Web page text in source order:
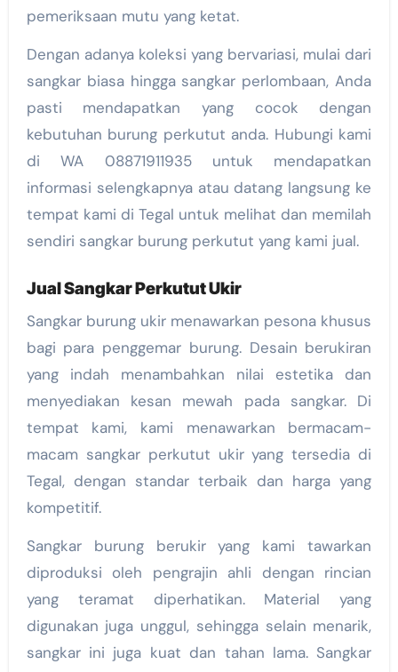
pemeriksaan mutu yang ketat.
Dengan adanya koleksi yang bervariasi, mulai dari
sangkar biasa hingga sangkar perlombaan, Anda
pasti mendapatkan yang cocok dengan
kebutuhan burung perkutut anda. Hubungi kami
di WA 08871911935 untuk mendapatkan
informasi selengkapnya atau datang langsung ke
tempat kami di Tegal untuk melihat dan memilah
sendiri sangkar burung perkutut yang kami jual.
Jual Sangkar Perkutut Ukir
Sangkar burung ukir menawarkan pesona khusus
bagi para penggemar burung. Desain berukiran
yang indah menambahkan nilai estetika dan
menyediakan kesan mewah pada sangkar. Di
tempat kami, kami menawarkan bermacam-
macam sangkar perkutut ukir yang tersedia di
Tegal, dengan standar terbaik dan harga yang
kompetitif.
Sangkar burung berukir yang kami tawarkan
diproduksi oleh pengrajin ahli dengan rincian
yang teramat diperhatikan. Material yang
digunakan juga unggul, sehingga selain menarik,
sangkar ini juga kuat dan tahan lama. Sangkar